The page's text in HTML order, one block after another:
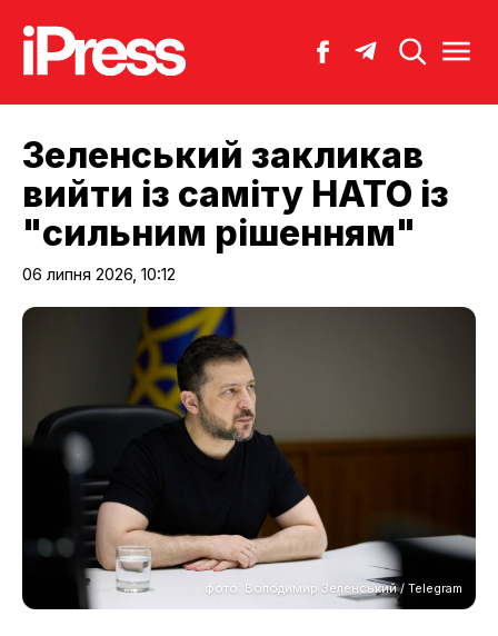
Зеленський закликав
вийти із саміту НАТО із
"сильним рішенням"
06 липня 2026, 10:12
фото: Володимир Зеленський / Telegram